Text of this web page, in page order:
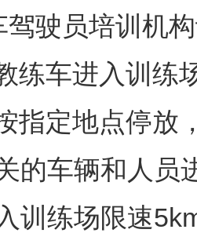
驾驶员培训机
练车进入训练
指定地点停放
的车辆和人员
训练场限速